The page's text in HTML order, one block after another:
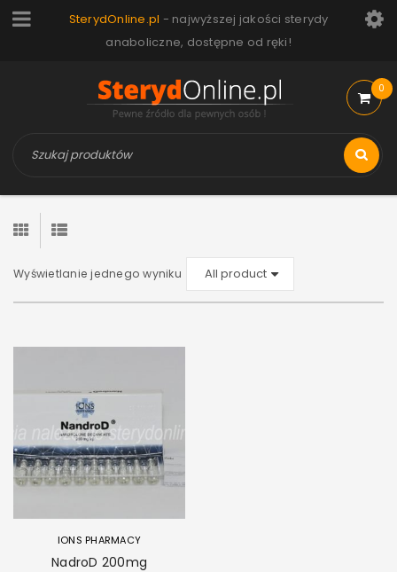
SterydOnline.pl - najwyższej jakości sterydy
anaboliczne, dostępne od ręki!
0
Wyświetlanie jednego wyniku
IONS PHARMACY
NadroD 200mg